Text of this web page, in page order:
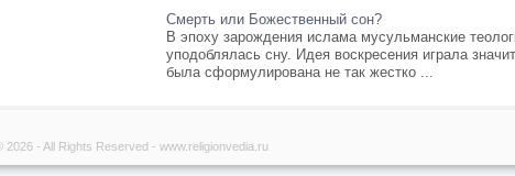
Смерть или Божественный сон?
В эпоху зарождения ислама мусульманские
уподоблялась сну. Идея воскресения играла
была сформулирована не так жестко ...
2026 - All Rights Reserved - www.religionvedia.ru